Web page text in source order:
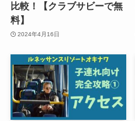
比較！【クラブサビーで無
料】
2024年4月16日